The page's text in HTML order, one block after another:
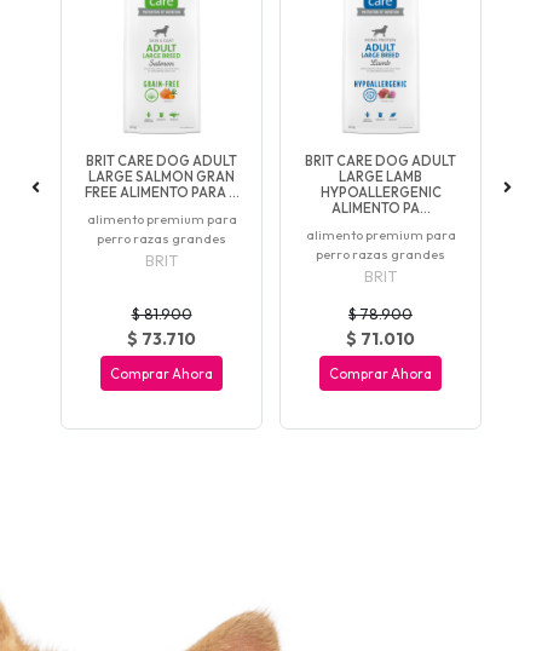
BRIT CARE DOG ADULT
LARGE SALMON GRAN
FREE ALIMENTO PARA ...
alimento premium para
perro razas grandes
BRIT
$ 81.900
$ 73.710
Comprar Ahora
BRIT CARE DOG ADULT
LARGE LAMB
HYPOALLERGENIC
ALIMENTO PA...
alimento premium para
perro razas grandes
BRIT
$ 78.900
$ 71.010
Comprar Ahora